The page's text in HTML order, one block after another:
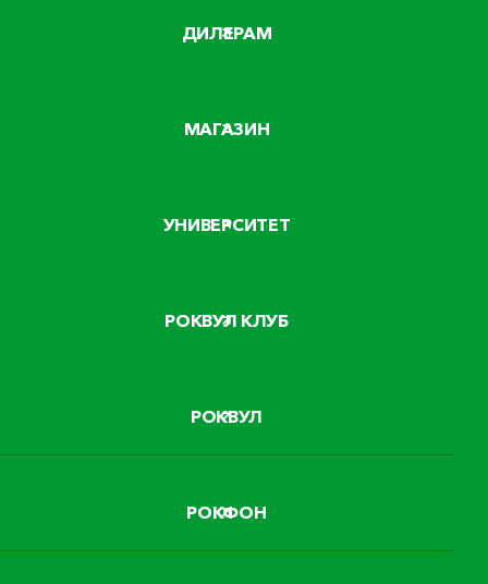
ДИЛЕРАМ
МАГАЗИН
УНИВЕРСИТЕТ
РОКВУЛ КЛУБ
РОКВУЛ
РОКФОН